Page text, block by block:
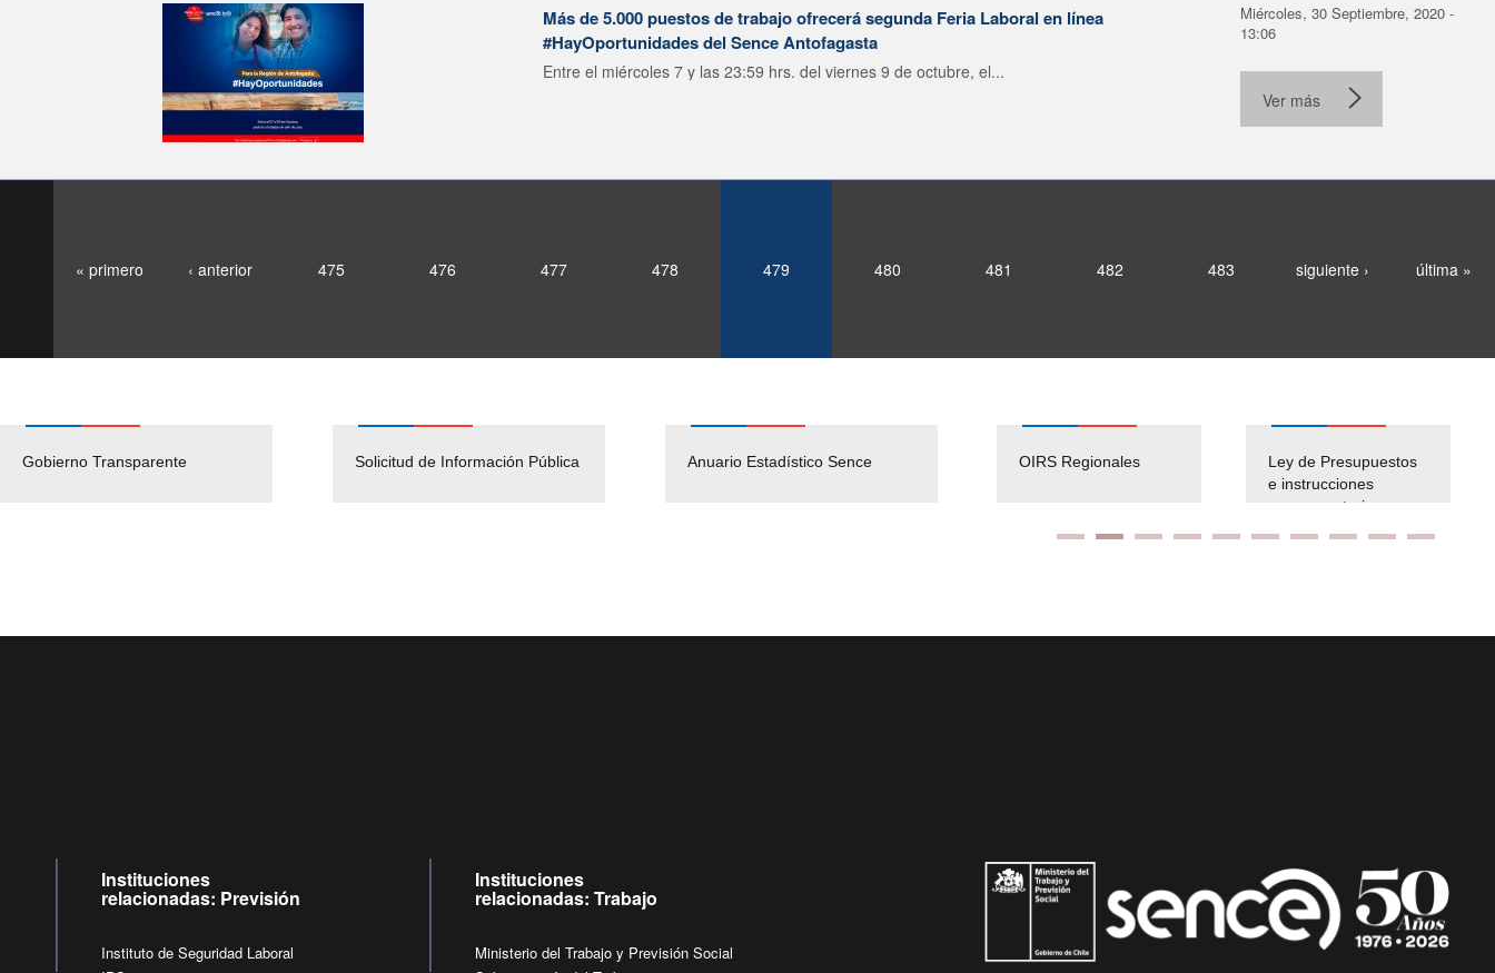
Más de 5.000 puestos de trabajo ofrecerá segunda Feria Laboral en línea
#HayOportunidades del Sence Antofagasta
Entre el miércoles 7 y las 23:59 hrs. del viernes 9 de octubre, el...
Miércoles, 30 Septiembre, 2020 -
13:06
Ver más
« primero ‹ anterior 475 476 477 478 479 480 481 482 483 siguiente › última »
Gobierno Transparente Solicitud de Información Pública Anuario Estadístico Sence
Pago Proveedores
Empleos Públicos
Solicitud Audiencias y
OIRS Regionales
Ley de Presupuestos
e instrucciones
presuspuetarias
Instituciones
relacionadas: Previsión
Instituto de Seguridad Laboral
Instituciones
relacionadas: Trabajo
Ministerio del Trabajo y Previsión Social